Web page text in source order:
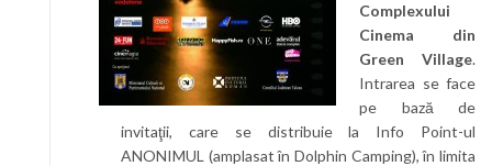
Complexului
Cinema din
Green Village.
Intrarea se face
pe bază de
invitaţii, care se distribuie la Info Point-ul
ANONIMUL (amplasat în Dolphin Camping), în limita